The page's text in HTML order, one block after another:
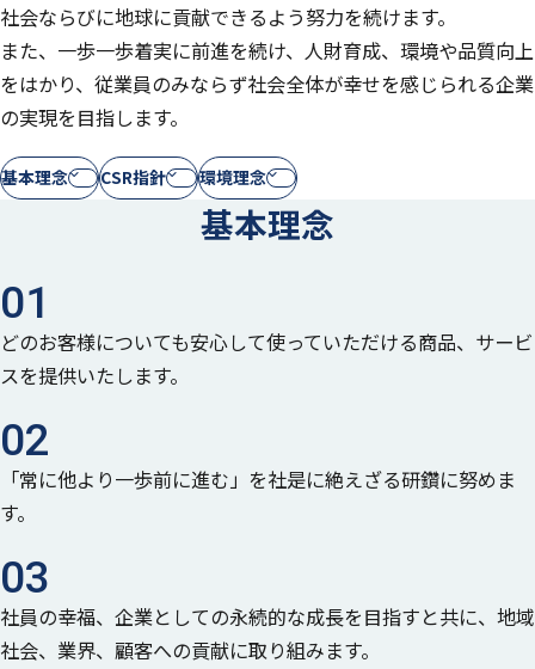
社会ならびに地球に貢献できるよう努力を続けます。
また、一歩一歩着実に前進を続け、人財育成、環境や品質向上
をはかり、 従業員のみならず社会全体が幸せを感じられる企業
の実現を目指します。
基本理念 CSR指針 環境理念
基本理念
01
どのお客様についても安心して使っていただける商品、サービ
スを提供いたします。
02
「常に他より一歩前に進む」を社是に絶えざる研鑽に努めま
す。
03
社員の幸福、企業としての永続的な成長を目指すと共に、地域
社会、業界、顧客への貢献に取り組みます。